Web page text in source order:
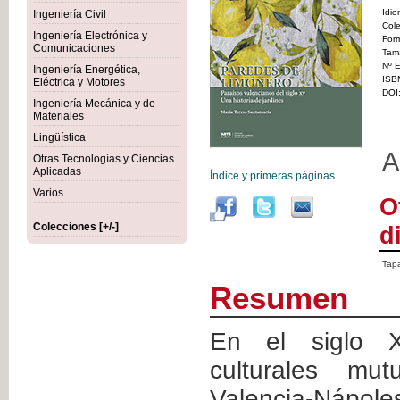
Ingeniería Civil
Ingeniería Electrónica y
Comunicaciones
Ingeniería Energética,
Eléctrica y Motores
Ingeniería Mecánica y de
Materiales
Lingüística
Otras Tecnologías y Ciencias
Aplicadas
Varios
Colecciones [+/-]
Índice y primeras páginas
Nº
Resumen
En el siglo
culturales